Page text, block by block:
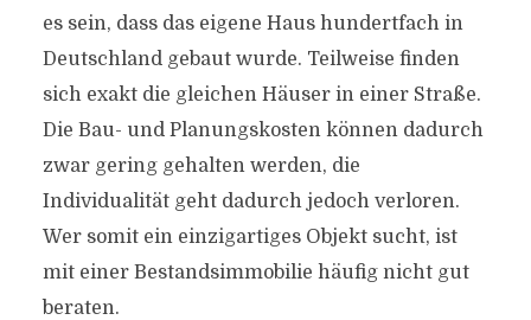
es sein, dass das eigene Haus hundertfach in
Deutschland gebaut wurde. Teilweise finden
sich exakt die gleichen Häuser in einer Straße.
Die Bau- und Planungskosten können dadurch
zwar gering gehalten werden, die
Individualität geht dadurch jedoch verloren.
Wer somit ein einzigartiges Objekt sucht, ist
mit einer Bestandsimmobilie häufig nicht gut
beraten.